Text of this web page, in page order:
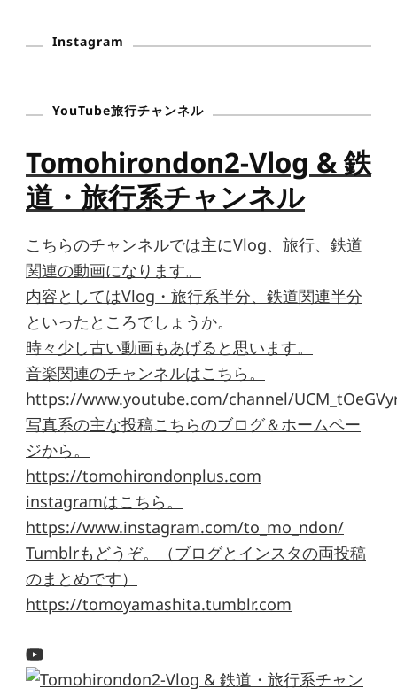
Instagram
YouTube旅行チャンネル
Tomohirondon2-Vlog & 鉄
道・旅行系チャンネル
こちらのチャンネルでは主にVlog、旅行、鉄道
関連の動画になります。
内容としてはVlog・旅行系半分、鉄道関連半分
といったところでしょうか。
時々少し古い動画もあげると思います。
音楽関連のチャンネルはこちら。
https://www.youtube.com/channel/
写真系の主な投稿こちらのブログ＆ホームペー
ジから。
https://tomohirondonplus.com
instagramはこちら。
https://www.instagram.com/to_mo_ndon/
Tumblrもどうぞ。（ブログとインスタの両投稿
のまとめです）
https://tomoyamashita.tumblr.com